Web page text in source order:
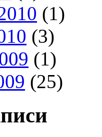
(1)
(3)
(1)
(25)